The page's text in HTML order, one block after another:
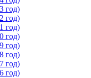
год)
год)
год)
год)
год)
год)
год)
год)